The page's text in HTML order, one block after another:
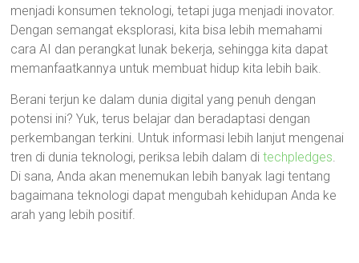
menjadi konsumen teknologi, tetapi juga menjadi inovator.
Dengan semangat eksplorasi, kita bisa lebih memahami
cara AI dan perangkat lunak bekerja, sehingga kita dapat
memanfaatkannya untuk membuat hidup kita lebih baik.
Berani terjun ke dalam dunia digital yang penuh dengan
potensi ini? Yuk, terus belajar dan beradaptasi dengan
perkembangan terkini. Untuk informasi lebih lanjut mengenai
tren di dunia teknologi, periksa lebih dalam ditechpledges.
Di sana, Anda akan menemukan lebih banyak lagi tentang
bagaimana teknologi dapat mengubah kehidupan Anda ke
arah yang lebih positif.